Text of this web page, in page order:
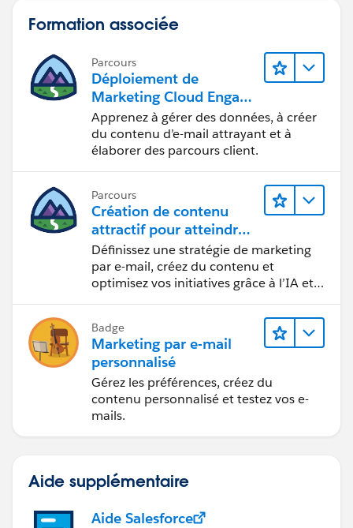
Formation associée
Parcours
Déploiement de
Marketing Cloud Engage
ment
Apprenez à gérer des données, à créer
du contenu d’e-mail attrayant et à
élaborer des parcours client.
Parcours
Création de contenu
attractif pour atteindre
vos objectifs marketing
Définissez une stratégie de marketing
par e-mail, créez du contenu et
optimisez vos initiatives grâce à l’IA et
Badge
Marketing par e-mail
personnalisé
Gérez les préférences, créez du
contenu personnalisé et testez vos e-
mails.
Aide supplémentaire
Aide Salesforce